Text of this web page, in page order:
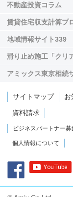
不動産投資コラム
賃貸住宅収支計算プ
地域情報サイト339
滑り止め施工「クリ
アミックス東京相続
サイトマップ お
資料請求
ビジネスパートナー募
個人情報について